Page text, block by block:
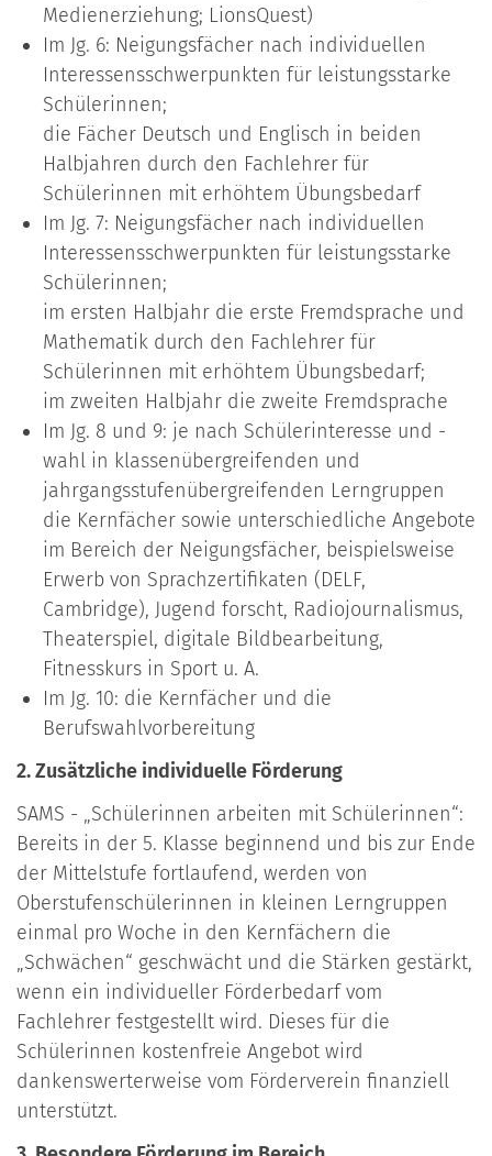
Medienerziehung; LionsQuest)
Im Jg. 6: Neigungsfächer nach individuellen
Interessensschwerpunkten für leistungsstarke
Schülerinnen;
die Fächer Deutsch und Englisch in beiden
Halbjahren durch den Fachlehrer für
Schülerinnen mit erhöhtem Übungsbedarf
Im Jg. 7: Neigungsfächer nach individuellen
Interessensschwerpunkten für leistungsstarke
Schülerinnen;
im ersten Halbjahr die erste Fremdsprache und
Mathematik durch den Fachlehrer für
Schülerinnen mit erhöhtem Übungsbedarf;
im zweiten Halbjahr die zweite Fremdsprache
Im Jg. 8 und 9: je nach Schülerinteresse und -
wahl in klassenübergreifenden und
jahrgangsstufenübergreifenden Lerngruppen
die Kernfächer sowie unterschiedliche Angebote
im Bereich der Neigungsfächer, beispielsweise
Erwerb von Sprachzertifikaten (DELF,
Cambridge), Jugend forscht, Radiojournalismus,
Theaterspiel, digitale Bildbearbeitung,
Fitnesskurs in Sport u. A.
Im Jg. 10: die Kernfächer und die
Berufswahlvorbereitung
2. Zusätzliche individuelle Förderung
SAMS - „Schülerinnen arbeiten mit Schülerinnen“:
Bereits in der 5. Klasse beginnend und bis zur Ende
der Mittelstufe fortlaufend, werden von
Oberstufenschülerinnen in kleinen Lerngruppen
einmal pro Woche in den Kernfächern die
„Schwächen“ geschwächt und die Stärken gestärkt,
wenn ein individueller Förderbedarf vom
Fachlehrer festgestellt wird. Dieses für die
Schülerinnen kostenfreie Angebot wird
dankenswerterweise vom Förderverein finanziell
unterstützt.